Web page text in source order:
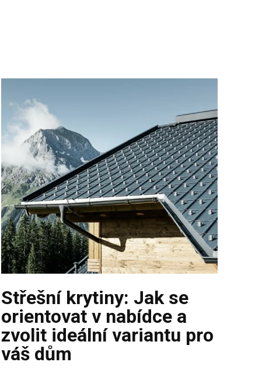
Střešní krytiny: Jak se
orientovat v nabídce a
zvolit ideální variantu pro
váš dům